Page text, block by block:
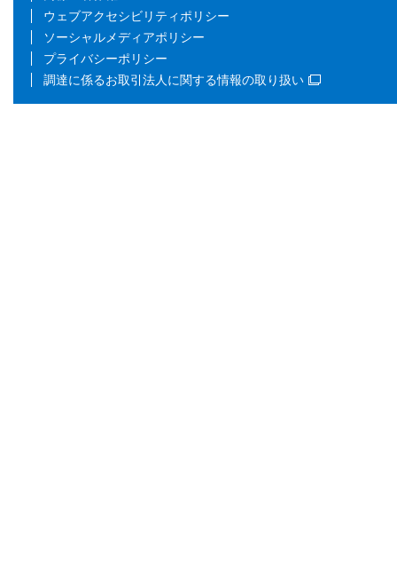
ウェブアクセシビリティポリシー
ソーシャルメディアポリシー
プライバシーポリシー
調達に係るお取引法人に関する情報の取り扱い